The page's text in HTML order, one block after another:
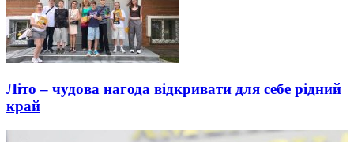
Літо – чудова нагода відкривати для себе рідний
край